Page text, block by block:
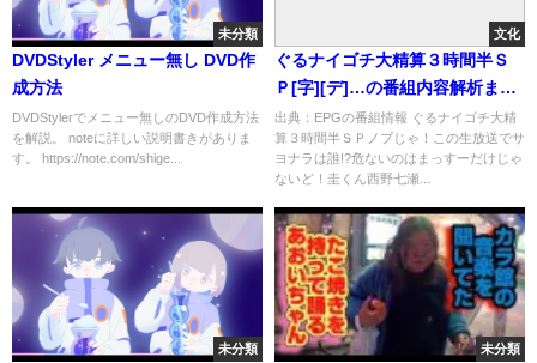
未分類
DVDStyler メニュー無し DVD作
成方法
DVDStylerでメニュー無しのDVD作成方法
を解説。 noteに詳しい説明書きがありま
す。 https://note.com/shige...
文化
ぐるナイゴチ大精算３時間半Ｓ
Ｐ[字][デ]…の番組内容解析まと
め
出典：EPGの番組情報 ぐるナイゴチ大精
算３時間半ＳＰノブじゃ！この生放送でサ
ヨナラは誰!?危ないのはまっすーだけじゃ
ないど！圭くん西野七瀬...
未分類 未分類